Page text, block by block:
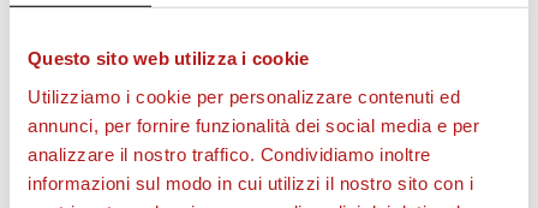
Questo sito web utilizza i cookie
Utilizziamo i cookie per personalizzare contenuti ed
annunci, per fornire funzionalità dei social media e per
analizzare il nostro traffico. Condividiamo inoltre
informazioni sul modo in cui utilizzi il nostro sito con i